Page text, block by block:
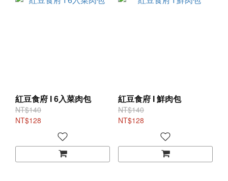
紅豆食府 I 6入菜肉包
NT$140
NT$128
紅豆食府 I 鮮肉包
NT$140
NT$128